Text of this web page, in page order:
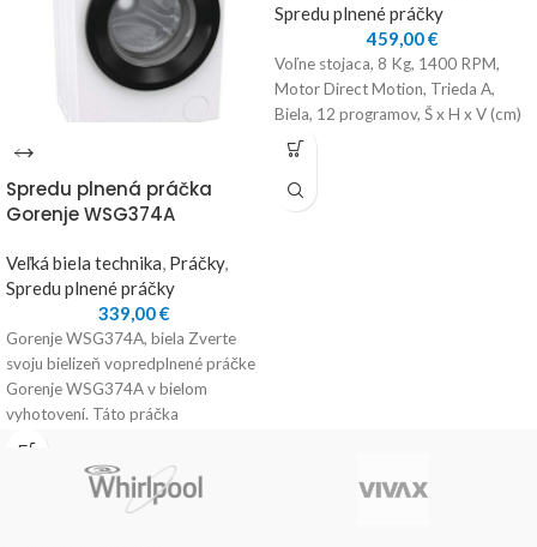
Spredu plnená práčka
Gorenje WSG374A
Veľká biela technika, Práčky,
Spredu plnené práčky
339,00€
Gorenje WSG374A, biela Zverte
svoju bielizeň vopredplnené práčke
Gorenje WSG374A v bielom
vyhotovení. Táto práčka
disponuje bubnom SnowFlake z
nerezovej ocele, v ktorom vyperie
Spredu plnené práčky
459,00€
Voľne stojaca, 8 Kg, 1400 RPM,
Motor Direct Motion, Trieda A,
Biela, 12 programov, Š x H x V (cm)